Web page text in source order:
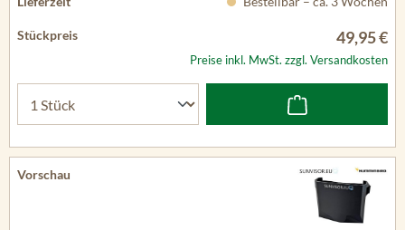
49,95 €
Preise inkl. MwSt. zzgl. Versandkosten